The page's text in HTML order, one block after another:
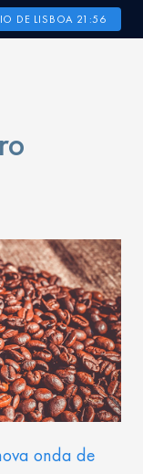
DE LISBOA 21:56
onda de